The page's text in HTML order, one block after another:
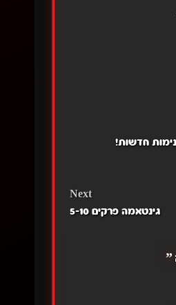
חדשות!
Next
גינטאמה פרקים 5-10
”